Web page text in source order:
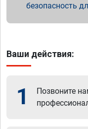
безопасность
Ваши действия:
1 Позвоните